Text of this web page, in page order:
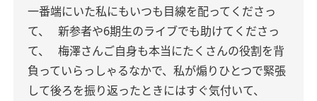
一番端にいた私にもいつも目線を配ってくださっ
て、
新参者や6期生のライブでも助けてくださっ
て、
梅澤さんご自身も本当にたくさんの役割を背
負っていらっしゃるなかで、私が煽りひとつで緊張
して後ろを振り返ったときにはすぐ気付いて、